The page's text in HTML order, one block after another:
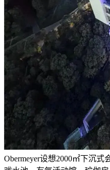
Obermeyer设想2000㎡下沉